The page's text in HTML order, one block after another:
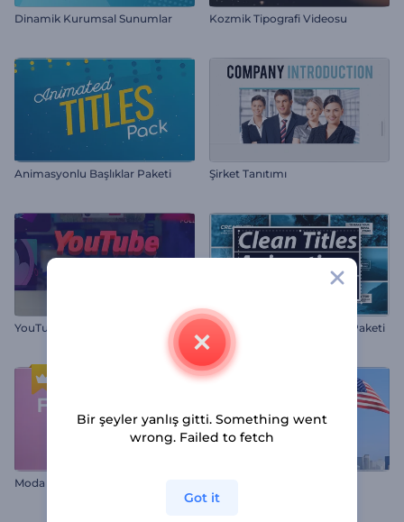
Dinamik Kurumsal Sunumlar Kozmik Tipografi Videosu
Animasyonlu Başlıklar Paketi Şirket Tanıtımı
YouTube Video Montaj Kiti Sade Başlıklar Animasyon Paketi
Moda Tanıtımı Açılış Videosu
Bir şeyler yanlış gitti. Something went
wrong. Failed to fetch
Got it